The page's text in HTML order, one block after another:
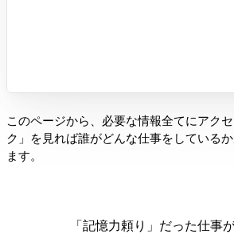
このページから、必要な情報全てにアク
ク」を見れば誰がどんな仕事をしている
ます。
「記憶力頼り」だった仕事